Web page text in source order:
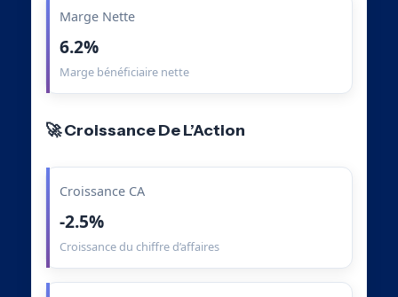
Marge Nette
6.2%
Marge bénéficiaire nette
🚀 Croissance De L’Action
Croissance CA
-2.5%
Croissance du chiffre d’affaires